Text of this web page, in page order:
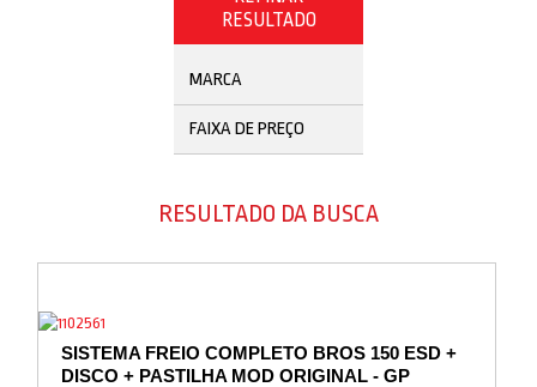
RESULTADO
MARCA
FAIXA DE PREÇO
RESULTADO DA BUSCA
SISTEMA FREIO COMPLETO BROS 150 ESD +
DISCO + PASTILHA MOD ORIGINAL - GP